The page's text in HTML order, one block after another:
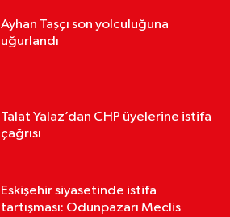
Ayhan Taşçı son yolculuğuna
uğurlandı
Talat Yalaz’dan CHP üyelerine istifa
çağrısı
Eskişehir siyasetinde istifa
tartışması: Odunpazarı Meclis